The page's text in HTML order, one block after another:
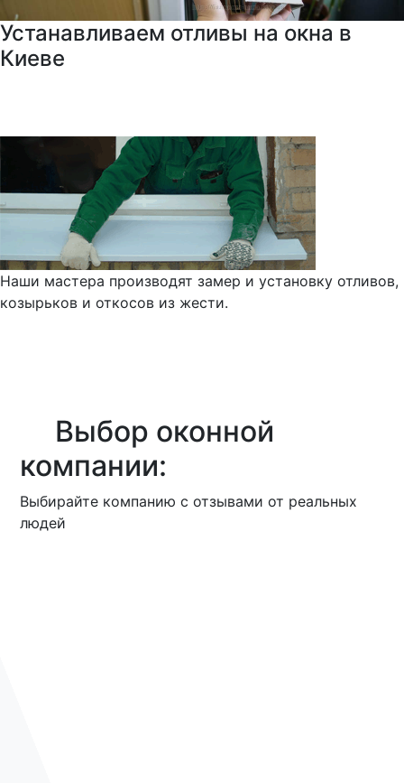
Устанавливаем отливы на окна в
Киеве
Наши мастера производят замер и установку отливов,
козырьков и откосов из жести.
Выбор оконной
компании:
Выбирайте компанию с отзывами от реальных
людей